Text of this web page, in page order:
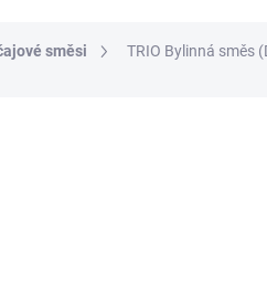
směsi TRIO Bylinná směs